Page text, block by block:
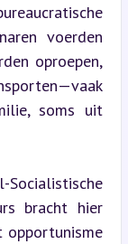
voerden
oproepen,
soms uit
bracht hier
opportunisme